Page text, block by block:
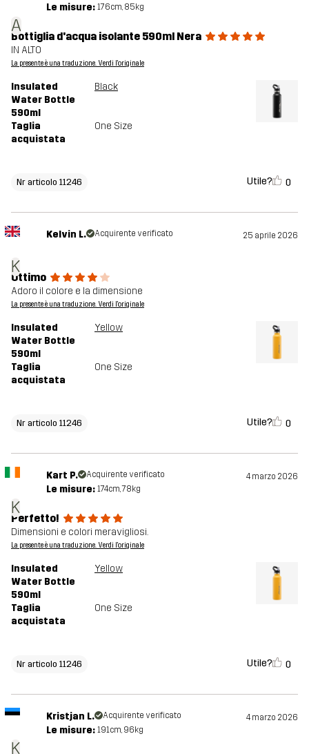
A
Le misure: 176cm, 85kg
Bottiglia d'acqua isolante 590ml Nera
IN ALTO
La presente è una traduzione. Verdi l'originale
Insulated
Water Bottle
590ml
Black
Taglia
acquistata
One Size
Nr articolo 11246 Utile? 0
K
Kelvin L. Acquirente verificato 25 aprile 2026
Ottimo
Adoro il colore e la dimensione
La presente è una traduzione. Verdi l'originale
Insulated
Water Bottle
590ml
Yellow
Taglia
acquistata
One Size
Nr articolo 11246 Utile? 0
K
Kart P. Acquirente verificato 4 marzo 2026
Le misure: 174cm, 78kg
Perfetto!
Dimensioni e colori meravigliosi.
La presente è una traduzione. Verdi l'originale
Insulated
Water Bottle
590ml
Yellow
Taglia
acquistata
One Size
Nr articolo 11246 Utile? 0
K
Kristjan L. Acquirente verificato 4 marzo 2026
Le misure: 191cm, 96kg